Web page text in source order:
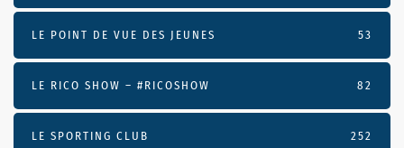
LE POINT DE VUE DES JEUNES 53
LE RICO SHOW – #RICOSHOW 82
LE SPORTING CLUB 252